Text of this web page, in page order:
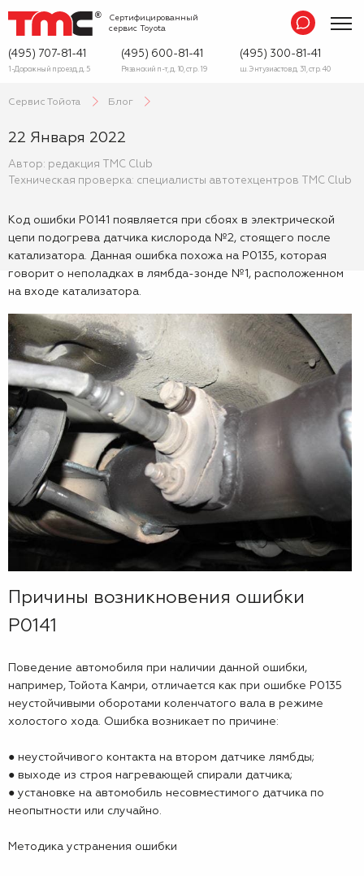
Сертифицированный
сервис Toyota
(495) 707-81-41
1-Дорожный проезд, д. 5
(495) 600-81-41
Рязанский п-т, д. 10, стр. 19
(495) 300-81-41
ш. Энтузиастов д. 31, стр. 40
Сервис Тойота Блог
22 Января 2022
Автор: редакция TMC Club
Техническая проверка: специалисты автотехцентров TMC Club
Код ошибки P0141 появляется при сбоях в электрической
цепи подогрева датчика кислорода №2, стоящего после
катализатора. Данная ошибка похожа на P0135, которая
говорит о неполадках в лямбда-зонде №1, расположенном
на входе катализатора.
Причины возникновения ошибки
P0141
Поведение автомобиля при наличии данной ошибки,
например, Тойота Камри, отличается как при ошибке P0135
неустойчивыми оборотами коленчатого вала в режиме
холостого хода. Ошибка возникает по причине:
● неустойчивого контакта на втором датчике лямбды;
● выходе из строя нагревающей спирали датчика;
● установке на автомобиль несовместимого датчика по
неопытности или случайно.
Методика устранения ошибки